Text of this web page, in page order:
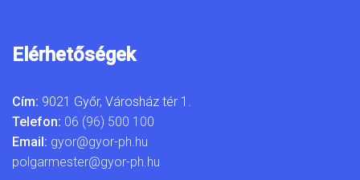
Elérhetőségek
Cím: 9021 Győr, Városház tér 1.
Telefon: 06 (96) 500 100
Email: gyor@gyor-ph.hu
polgarmester@gyor-ph.hu